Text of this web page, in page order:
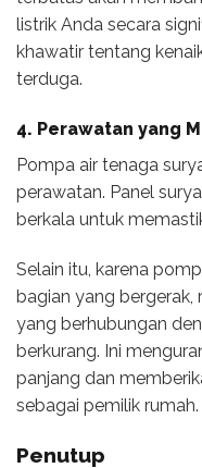
listrik Anda secara
khawatir tentang
terduga.
4. Perawatan yang
Pompa air tenaga
perawatan. Panel
berkala untuk
Selain itu, karena
bagian yang bergerak,
yang berhubungan
berkurang. Ini
panjang dan
sebagai pemilik rumah.
Penutup